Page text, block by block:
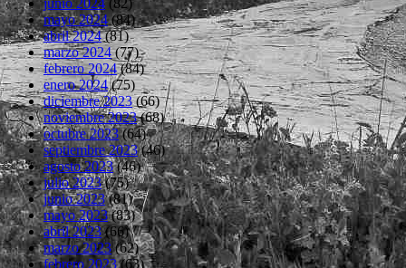
mayo 2024(84)
abril 2024(81)
marzo 2024(77)
febrero 2024(84)
enero 2024(75)
diciembre 2023(66)
noviembre 2023(68)
octubre 2023(64)
septiembre 2023(46)
agosto 2023(46)
julio 2023(75)
junio 2023(81)
mayo 2023(83)
abril 2023(66)
marzo 2023(62)
febrero 2023(63)